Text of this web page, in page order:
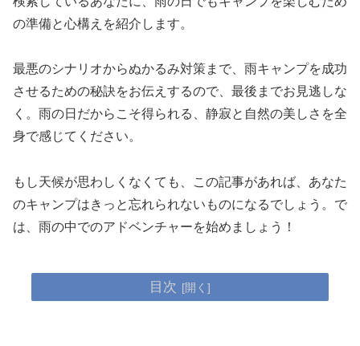
の準備と心構えを紹介します。
最悪のシナリオからぬかるみ対策まで、雨キャンプを成功
させるための秘訣をお伝えするので、最後までお見逃しな
く。雨の日だからこそ得られる、静寂と自然の美しさを全
身で感じてください。
もし天候が思わしくなくても、この記事があれば、あなた
のキャンプはきっと忘れられないものになるでしょう。で
は、雨の中でのアドベンチャーを始めましょう！
目次